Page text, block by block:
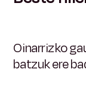
Oinarrizko
batzuk ere